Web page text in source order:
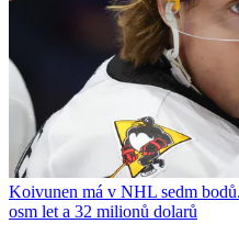
Koivunen má v NHL sedm
osm let a 32 milionů dolarů